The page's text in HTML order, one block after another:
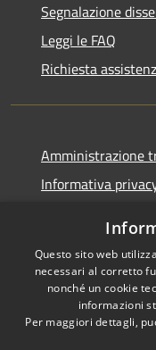
Segnalazione
Leggi le FAQ
Richiesta
Amministrazione
Informativa
Dichiarazione di
RSS
Questo sito web
necessari al corretto
nonché un cookie
informazioni
Per maggiori dettagli,